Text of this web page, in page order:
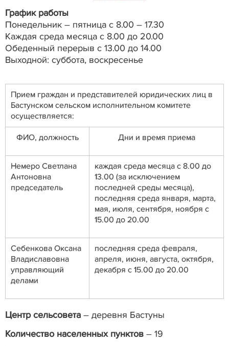
График работы
Понедельник – пятница с 8.00 – 17.30
Каждая среда месяца с 8.00 до 20.00
Обеденный перерыв с 13.00 до 14.00
Выходной: суббота, воскресенье
Прием граждан и представителей юридических лиц в
Бастунском сельском исполнительном комитете
осуществляется:
ФИО, должность Дни и время приема
Немеро Светлана
Антоновна
председатель
каждая среда месяца с 8.00 до
13.00 (за исключением
последней среды месяца),
последняя среда января, марта,
мая, июля, сентября, ноября с
15.00 до 20.00
Себенкова Оксана
Владиславовна
управляющий
делами
последняя среда февраля,
апреля, июня, августа, октября,
декабря с 15.00 до 20.00
Центр сельсовета – деревня Бастуны
Количество населенных пунктов – 19